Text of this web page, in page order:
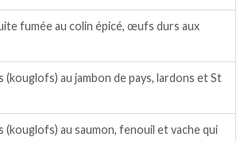
fumée au colin épicé, œufs durs aux
(kouglofs) au jambon de pays, lardons et St
(kouglofs) au saumon, fenouil et vache qui